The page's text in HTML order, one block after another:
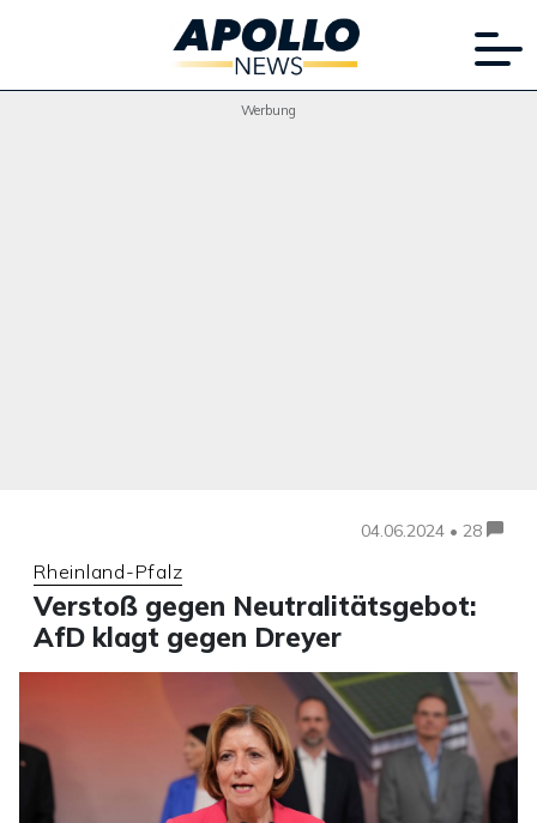
Werbung
04.06.2024 • 28
Rheinland-Pfalz
Verstoß gegen Neutralitätsgebot:
AfD klagt gegen Dreyer